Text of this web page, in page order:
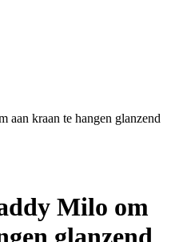
aan kraan te hangen glanzend
Milo om